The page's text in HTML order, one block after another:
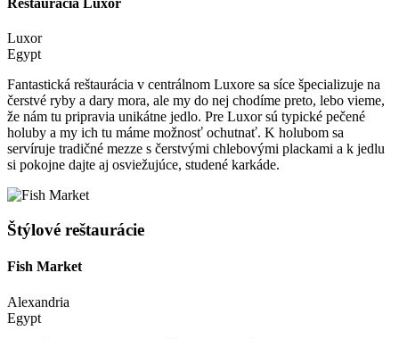
Reštaurácia Luxor
Luxor
Egypt
Fantastická reštaurácia v centrálnom Luxore sa síce špecializuje na
čerstvé ryby a dary mora, ale my do nej chodíme preto, lebo vieme,
že nám tu pripravia unikátne jedlo. Pre Luxor sú typické pečené
holuby a my ich tu máme možnosť ochutnať. K holubom sa
servíruje tradičné mezze s čerstvými chlebovými plackami a k jedlu
si pokojne dajte aj osviežujúce, studené karkáde.
Štýlové reštaurácie
Fish Market
Alexandria
Egypt